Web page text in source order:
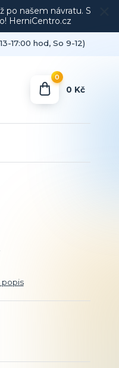
po našem návratu. S
HerniCentro.cz
17:00 hod, So 9-12)
0
0 Kč
popis